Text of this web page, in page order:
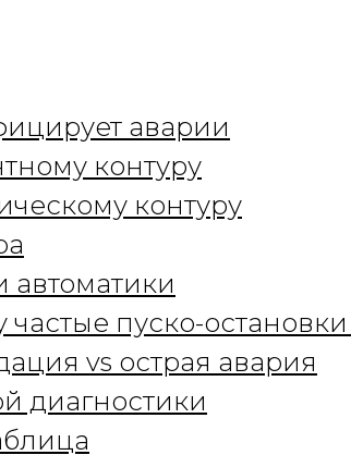
аварии
контуру
контуру
автоматики
частые пуско-
vs острая авария
диагностики